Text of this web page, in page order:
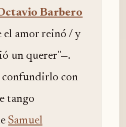
Barbero
el amor reinó / y
un querer"—.
confundirlo con
tango
Samuel